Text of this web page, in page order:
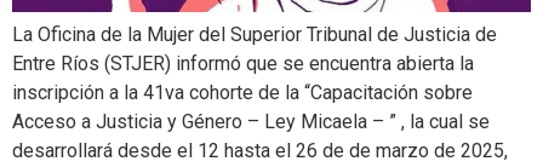
La Oficina de la Mujer del Superior Tribunal de Justicia de
Entre Ríos (STJER) informó que se encuentra abierta la
inscripción a la 41va cohorte de la “Capacitación sobre
Acceso a Justicia y Género – Ley Micaela – ” , la cual se
desarrollará desde el 12 hasta el 26 de de marzo de 2025,